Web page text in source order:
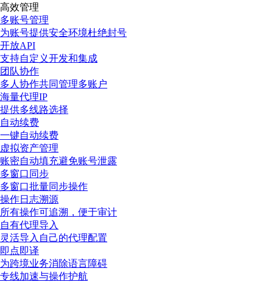
高效管理
多账号管理
为账号提供安全环境杜绝封号
开放API
支持自定义开发和集成
团队协作
多人协作共同管理多账户
海量代理IP
提供多线路选择
自动续费
一键自动续费
虚拟资产管理
账密自动填充避免账号泄露
多窗口同步
多窗口批量同步操作
操作日志溯源
所有操作可追溯，便于审计
自有代理导入
灵活导入自己的代理配置
即点即译
为跨境业务消除语言障碍
专线加速与操作护航